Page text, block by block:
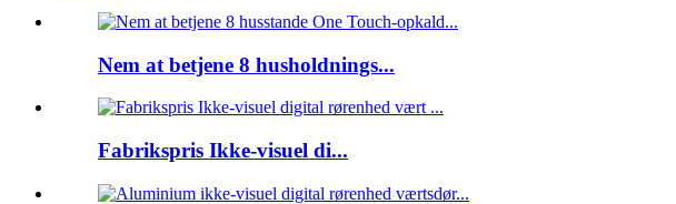
Nem at betjene 8 husholdnings...
Fabrikspris Ikke-visuel di...